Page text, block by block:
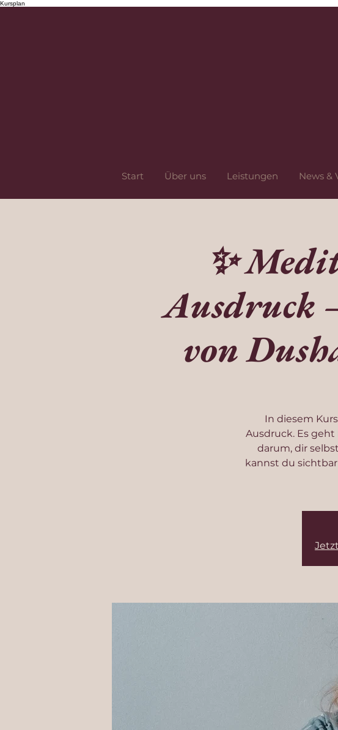
Kursplan
Start Über uns Leistungen News &
✨
Ausdruck
von
In diesem
Ausdruck. Es geht
darum, dir
kannst du